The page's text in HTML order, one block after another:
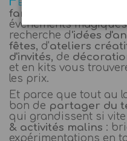
ETES
famille
événements
recherche d'idées
fêtes, d'ateliers
d'invités, de
et en kits vous
les prix.
Et parce que tout au
bon de partager du
qui grandissent si
& activités malins :
expérimentations en